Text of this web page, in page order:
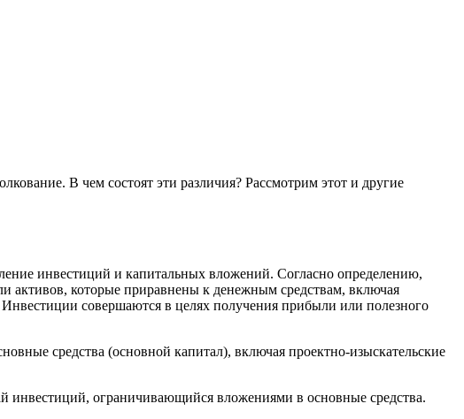
В чем состоят эти различия? Рассмотрим этот и другие
инвестиций и капитальных вложений. Согласно определению,
активов, которые приравнены к денежным средствам, включая
совершаются в целях получения прибыли или полезного
средства (основной капитал), включая проектно-изыскательские
инвестиций, ограничивающийся вложениями в основные средства.